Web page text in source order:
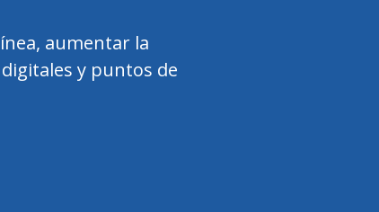
aumentar la
y puntos de